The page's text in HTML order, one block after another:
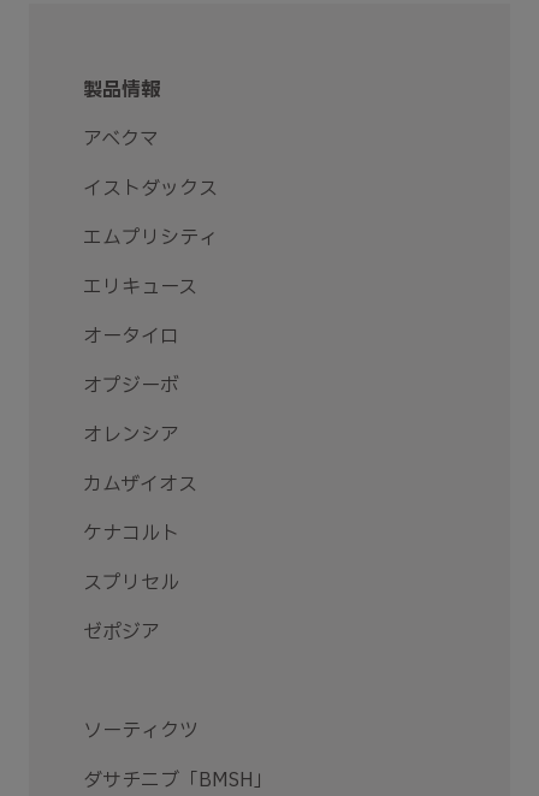
製品情報
アベクマ
イストダックス
エムプリシティ
エリキュース
オータイロ
オプジーボ
オレンシア
カムザイオス
ケナコルト
スプリセル
ゼポジア
ソーティクツ
ダサチニブ「BMSH」